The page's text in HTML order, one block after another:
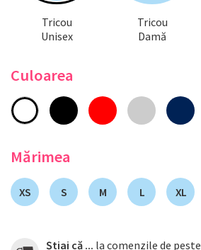
Tricou
Unisex
Tricou
Damă
Culoarea
Mărimea
XS S M L XL
Știai că ... la comenzile de peste